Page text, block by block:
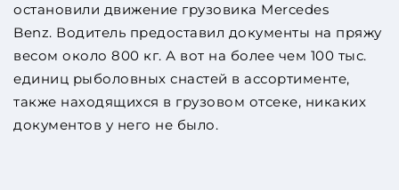
остановили движение грузовика Mercedes
Benz. Водитель предоставил документы на пряжу
весом около 800 кг. А вот на более чем 100 тыс.
единиц рыболовных снастей в ассортименте,
также находящихся в грузовом отсеке, никаких
документов у него не было.